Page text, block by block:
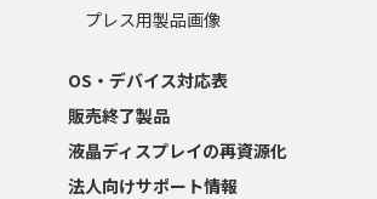
プレス用製品画像
OS・デバイス対応表
販売終了製品
液晶ディスプレイの再資源化
法人向けサポート情報